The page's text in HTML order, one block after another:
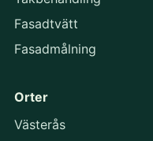
Fasadtvätt
Fasadmålning
Orter
Västerås